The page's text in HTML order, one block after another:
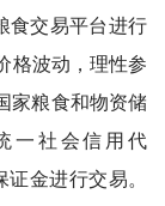
食交易平台进行
格波动，理性参
家粮食和物资储
一社会信用代
证金进行交易。